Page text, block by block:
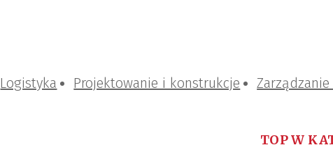
Logistyka Projektowanie i konstrukcje Zarządzanie
TOP W